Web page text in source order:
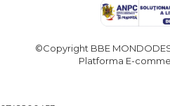
©Copyright BBE
Platforma E-